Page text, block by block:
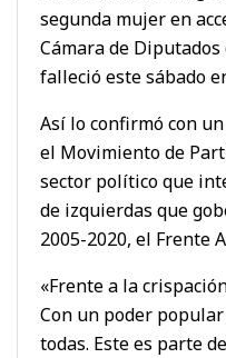
segunda mujer en
Cámara de
falleció este sábado
Así lo confirmó con
el Movimiento de
sector político que
de izquierdas que
2005-2020, el Frente
«Frente a la
Con un poder
todas. Este es parte